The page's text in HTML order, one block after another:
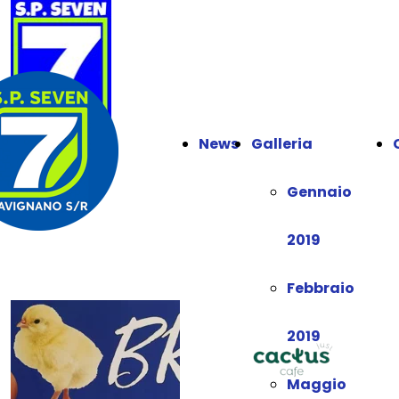
News Galleria
Gennaio
2019
Febbraio
2019
Maggio